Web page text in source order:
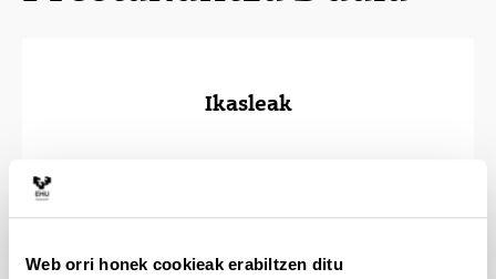
Web orri honek cookieak erabiltzen ditu
Ikasleak
Irakasleak